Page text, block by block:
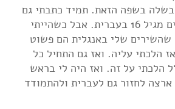
בשלה בשפה הזאת. תמיד כתבתי גם
בעברית, יש לי שירים מגיל 16 בעברית. אבל כשהייתי
שהשירים שלי באנגלית הם פשוט
הלכתי עליה. ואז גם התחיל כל
הלכתי על זה. ואז היה לי בראש
לחזור גם לעברית ולהתמודד